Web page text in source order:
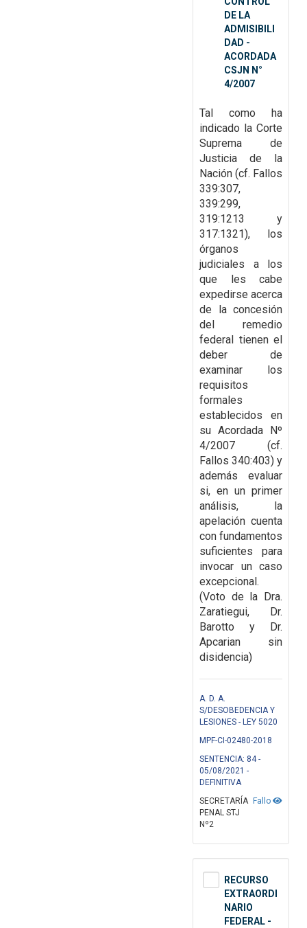
DE LA
ADMISIBILI
DAD -
ACORDADA
CSJN N°
4/2007
Tal como ha
indicado la Corte
Suprema de
Justicia de la
Nación (cf. Fallos
339:307,
339:299,
319:1213 y
317:1321), los
órganos
judiciales a los
que les cabe
expedirse acerca
de
la concesión
del remedio
federal tienen el
deber de
examinar los
requisitos
formales
establecidos en
su Acordada Nº
4/2007 (cf.
Fallos 340:403) y
además evaluar
si, en un primer
análisis, la
apelación cuenta
con fundamentos
suficientes para
invocar un caso
excepcional.
(Voto de la Dra.
Zaratiegui, Dr.
Barotto y Dr.
Apcarian sin
disidencia)
A. D. A.
S/DESOBEDENCIA Y
LESIONES - LEY 5020
MPF-CI-02480-2018
SENTENCIA: 84 -
05/08/2021 -
DEFINITIVA
Fallo
SECRETARÍA
PENAL STJ
Nº2
RECURSO
EXTRAORDI
NARIO
FEDERAL -